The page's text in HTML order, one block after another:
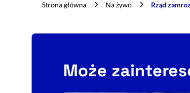
Strona główna Na żywo Rząd
Może